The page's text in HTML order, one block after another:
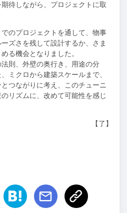
待しながら、プロジェクトに取
のプロジェクトを通して、物事
ズさを残して設計するか、さま
る機会となりました。
則、外壁の奥行き、用途の分
ミクロから建築スケールまで、
つながりに考え、このチューニ
リズムに、改めて可能性を感じ
【了】